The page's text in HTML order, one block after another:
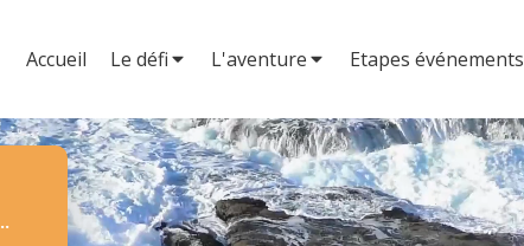
Accueil Le défi L'aventure Etapes événements